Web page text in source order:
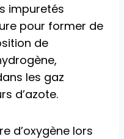
impuretés
pour former de
de
les gaz
d’azote.
d’oxygène lors